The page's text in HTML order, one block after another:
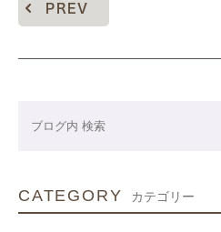
PREV
CATEGORY カテゴリー